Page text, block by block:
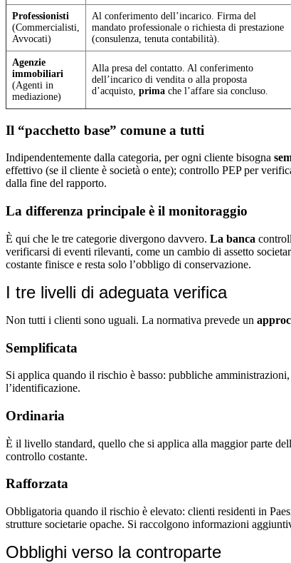
Professionisti
(Commercialisti,
Avvocati)
Al conferimento dell’incarico. Firma del
mandato professionale o richiesta di prestazione
(consulenza, tenuta contabilità).
Agenzie
immobiliari
(Agenti in
mediazione)
Alla presa del contatto. Al conferimento
dell’incarico di vendita o alla proposta
d’acquisto, prima che l’affare sia concluso.
Il “pacchetto base” comune a tutti
Indipendentemente dalla categoria, per ogni cliente bisogna
effettivo (se il cliente è società o ente); controllo PEP per
dalla fine del rapporto.
La differenza principale è il monitoraggio
È qui che le tre categorie divergono davvero. La banca
verificarsi di eventi rilevanti, come un cambio di assetto
costante finisce e resta solo l’obbligo di conservazione.
I tre livelli di adeguata verifica
Non tutti i clienti sono uguali. La normativa prevede un
Semplificata
Si applica quando il rischio è basso: pubbliche
l’identificazione.
Ordinaria
È il livello standard, quello che si applica alla maggior parte
controllo costante.
Rafforzata
Obbligatoria quando il rischio è elevato: clienti residenti in
strutture societarie opache. Si raccolgono informazioni
Obblighi verso la controparte